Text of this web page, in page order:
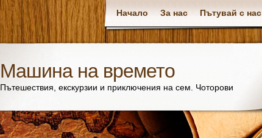
Начало За нас Пътувай с нас
Машина на времето
Пътешествия, екскурзии и приключения на сем. Чоторови